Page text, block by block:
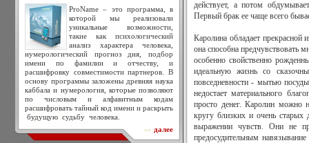
ProName – это программа, в
которой мы реализовали
уникальные возможности,
такие как психологический
анализ характера человека,
нумерологический прогноз дня, подбор
имени по фамилии и отчеству, и
расшифровку совместимости партнеров. В
основу программы заложены древняя наука
каббала и нумерология, которые позволяют
по числовым и алфавитным кодам
расшифровать тайный код имени и раскрыть
будущую судьбу человека.
>> далее
действует, а потом
Первый брак ее чаще всего
Каролина обладает прекрасной
она способна предчувствовать
особенно свойственно
идеальную жизнь со
повседневности - мытью
недостает материального
просто денег. Каролин можно
кругу близких и очень
выражении чувств. Они не
предосудительным